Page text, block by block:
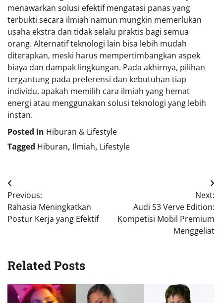
menawarkan solusi efektif mengatasi panas yang
terbukti secara ilmiah namun mungkin memerlukan
usaha ekstra dan tidak selalu praktis bagi semua
orang. Alternatif teknologi lain bisa lebih mudah
diterapkan, meski harus mempertimbangkan aspek
biaya dan dampak lingkungan. Pada akhirnya, pilihan
tergantung pada preferensi dan kebutuhan tiap
individu, apakah memilih cara ilmiah yang hemat
energi atau menggunakan solusi teknologi yang lebih
instan.
Posted in Hiburan & Lifestyle
Tagged Hiburan, Ilmiah, Lifestyle
Navigasi
pos
Previous:
Rahasia Meningkatkan
Postur Kerja yang Efektif
Next:
Audi S3 Verve Edition:
Kompetisi Mobil Premium
Menggeliat
Related Posts